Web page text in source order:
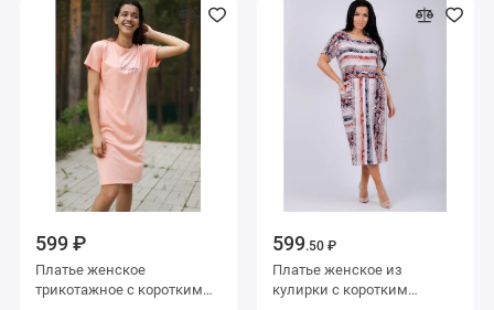
599 ₽
Платье женское
трикотажное с коротким
599.50 ₽
Платье женское из
кулирки с коротким